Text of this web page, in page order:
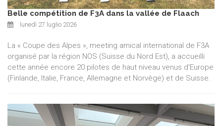
Belle compétition de F3A dans la vallée de Flaach
lunedì 27 luglio 2026
La « Coupe des Alpes », meeting amical international de F3A
organisé par la région NOS (Suisse du Nord Est), a accueilli
cette année encore 20 pilotes de haut niveau venus d'Europe
(Finlande, Italie, France, Allemagne et Norvège) et de Suisse.